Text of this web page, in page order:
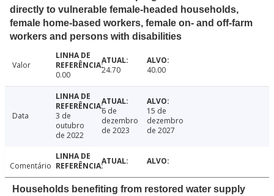
directly to vulnerable female-headed households,
female home-based workers, female on- and off-farm
workers and persons with disabilities
Valor
0.00
24.70 40.00
Data
3 de
outubro
de 2022
6 de
dezembro
de 2023
15 de
dezembro
de 2027
Comentário
Households benefiting from restored water supply